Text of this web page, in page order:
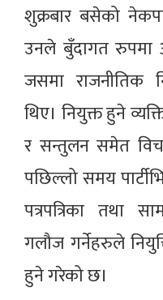
शुक्रबार बसेको
उनले बुँदागत रुपमा
जसमा राजनीतिक
थिए। नियुक्त हुने
र सन्तुलन समेत
पछिल्लो समय
पत्रपत्रिका तथा
गलौज गर्नेहरुले
हुने गरेको छ।